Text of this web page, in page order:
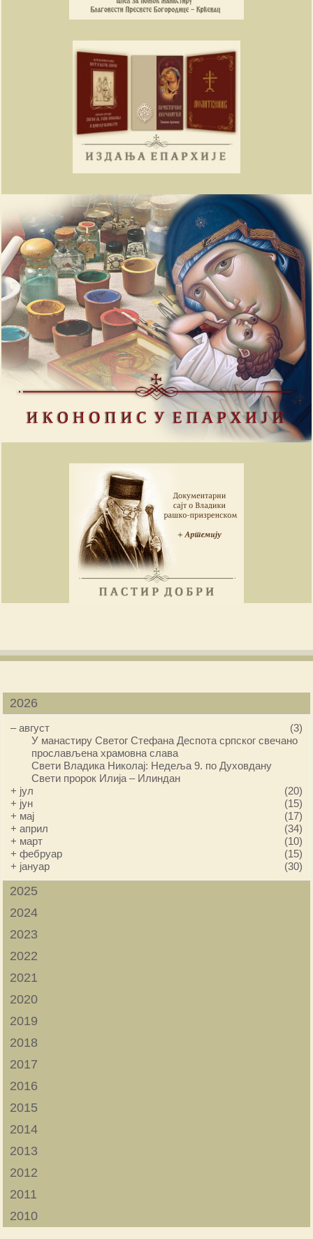
2026
–август
(3)
У манастиру Светог Стефана Деспота српског свечано
прослављена храмовна слава
Свети Владика Николај: Недеља 9. по Духовдану
Свети пророк Илија – Илиндан
+ јул
(20)
+ јун
(15)
+ мај
(17)
+април
(34)
+ март
(10)
+фебруар
(15)
+ јануар (30)
2025
2024
2023
2022
2021
2020
2019
2018
2017
2016
2015
2014
2013
2012
2011
2010